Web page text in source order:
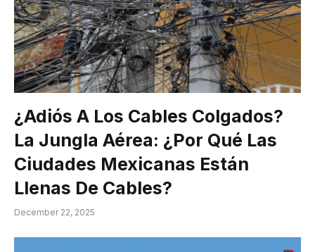
¿Adiós A Los Cables Colgados?
La Jungla Aérea: ¿Por Qué Las
Ciudades Mexicanas Están
Llenas De Cables?
December 22, 2025